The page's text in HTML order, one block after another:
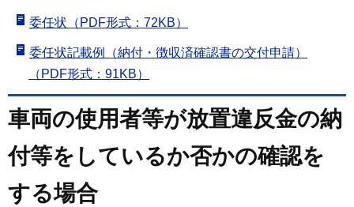
委任状（PDF形式：72KB）
委任状記載例（納付・徴収済確認書の交付申請）
（PDF形式：91KB）
車両の使用者等が放置違反金の納
付等をしているか否かの確認を
する場合